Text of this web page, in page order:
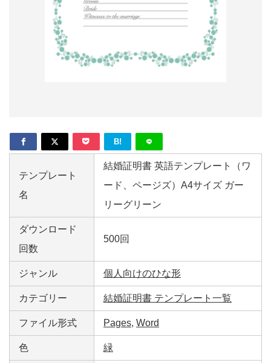
B!
テンプレート
名
結婚証明書 英語テンプレート（ワ
ード、ページズ）A4サイズ ガー
リーグリーン
ダウンロード
回数
500回
ジャンル 個人向けのひな形
カテゴリー 結婚証明書 テンプレート一覧
ファイル形式 Pages, Word
色 緑